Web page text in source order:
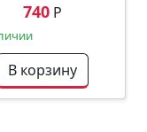
740 Р
В корзину